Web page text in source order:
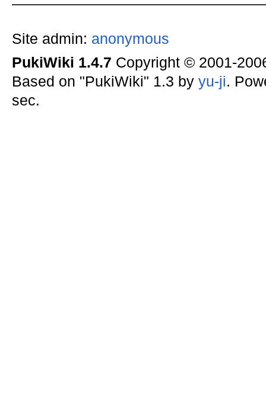
Site admin: anonymous
PukiWiki 1.4.7 Copyright © 2001-
Based on "PukiWiki" 1.3 by yu-ji.
sec.